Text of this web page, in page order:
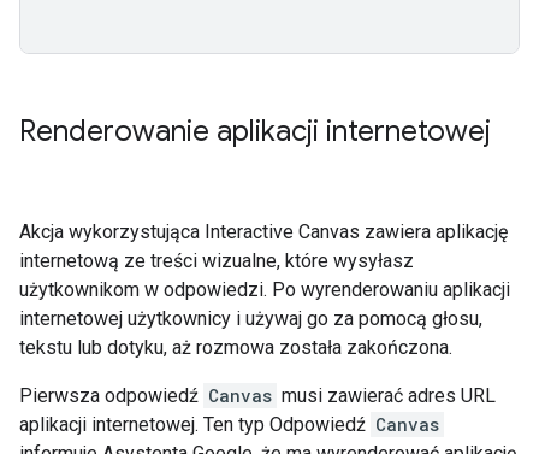
Renderowanie aplikacji internetowej
Akcja wykorzystująca Interactive Canvas zawiera aplikację
internetową ze treści wizualne, które wysyłasz
użytkownikom w odpowiedzi. Po wyrenderowaniu aplikacji
internetowej użytkownicy i używaj go za pomocą głosu,
tekstu lub dotyku, aż rozmowa została zakończona.
Pierwsza odpowiedź Canvas musi zawierać adres URL
aplikacji internetowej. Ten typ Odpowiedź Canvas